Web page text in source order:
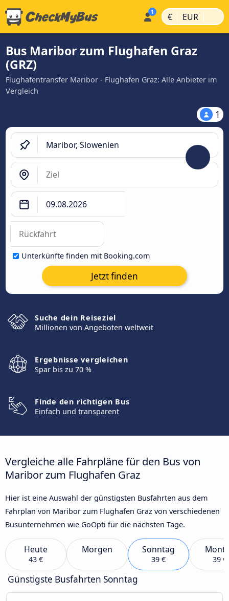
€ | EUR |
Bus Maribor zum Flughafen Graz
(GRZ)
Flughafentransfer Maribor - Flughafen Graz: Alle Anbieter im
Vergleich
1
Unterkünfte finden mit Booking.com
Jetzt finden
Suche dein Reiseziel
Millionen von Angeboten weltweit
Ergebnisse vergleichen
Spar bis zu 70 %
Finde den richtigen Bus
Einfach und transparent
Vergleiche alle Fahrpläne für den Bus von
Maribor zum Flughafen Graz
Hier ist eine Auswahl der günstigsten Busfahrten aus dem
Fahrplan von Maribor zum Flughafen Graz von verschiedenen
Busunternehmen wie GoOpti für die nächsten Tage.
Heute
43 €
Morgen Sonntag
39 € 39 €
Günstigste Busfahrten Sonntag